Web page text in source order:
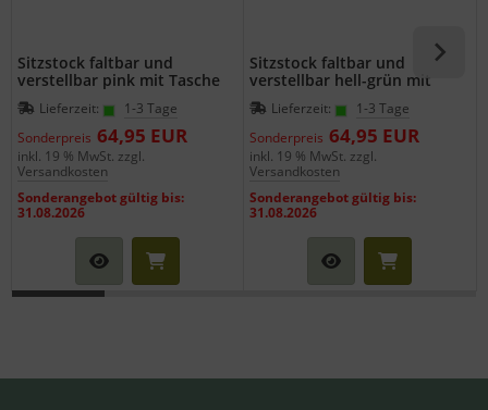
Sitzstock faltbar und
verstellbar pink mit Tasche
Lieferzeit:
1-3 Tage
Sonderpreis 64,95 EUR
inkl. 19 % MwSt. zzgl.
Versandkosten
Sonderangebot gültig bis:
31.08.2026
Sitzstock faltbar und
verstellbar hell-grün mit
Tasche
Lieferzeit:
1-3 Tage
Sonderpreis 64,95 EUR
inkl. 19 % MwSt. zzgl.
Versandkosten
Sonderangebot gültig bis:
31.08.2026